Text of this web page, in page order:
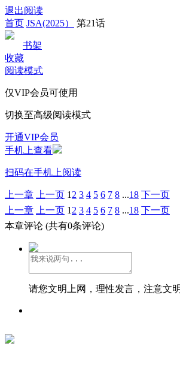
退出阅读
首页 JSA(2025） 第21话
书架
收藏
阅读模式
仅VIP会员可使用
切换至高级阅读模式
开通VIP会员
手机上查看
扫码在手机上阅读
上一章 上一页 1 2 3 4 5 6 7 8 ...18 下一页
上一章
上一页 1 2 3 4 5 6 7 8 ...18 下一页
本章评论 (共有0条评论)
请您文明上网，理性发言，注意文